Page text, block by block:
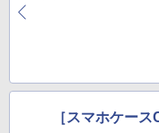
［スマホケー